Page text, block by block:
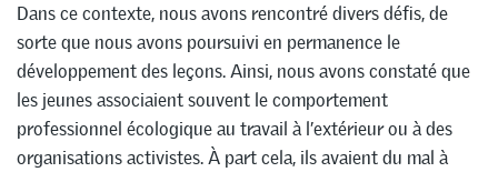
Dans ce contexte, nous avons rencontré divers défis, de
sorte que nous avons poursuivi en permanence le
développement des leçons. Ainsi, nous avons constaté que
les jeunes associaient souvent le comportement
professionnel écologique au travail à l’extérieur ou à des
organisations activistes. À part cela, ils avaient du mal à